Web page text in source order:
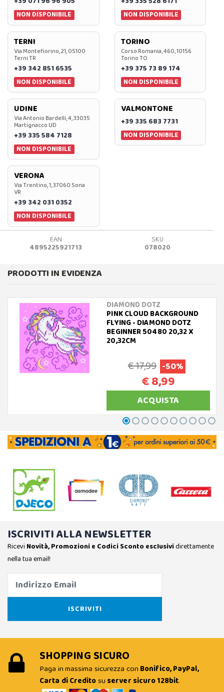
NON DISPONIBILE
NON DISPONIBILE
TERNI
Via Montefiorino, 21, 05100
Terni TR
+39 342 851 6535
NON DISPONIBILE
TORINO
Corso Romania, 460, 10156
Torino TO
+39 375 73 89 174
NON DISPONIBILE
UDINE
Via Antonio Bardelli, 4, 33035
Martignacco UD
+39 335 584 7128
NON DISPONIBILE
VALMONTONE
+39 335 683 7731
NON DISPONIBILE
VERONA
Via Trentino, 1, 37060 Sona
VR
+39 342 031 0352
NON DISPONIBILE
EAN
4895225921713
SKU
078020
PRODOTTI IN EVIDENZA
DIAMOND DOTZ
PINK CLOUD BACKGROUND
FLYING - DIAMOND DOTZ
BEGINNER 50480 20,32 X
20,32CM
€ 17,99 -50%
€ 8,99
ACQUISTA
ISCRIVITI ALLA NEWSLETTER
Ricevi Novità, Promozioni e Codici Sconto esclusividirettamente
nella tua email!
SHOPPING SICURO
Paga in massima sicurezza con Bonifico, PayPal,
Carta di Creditosu server sicuro 128bit.